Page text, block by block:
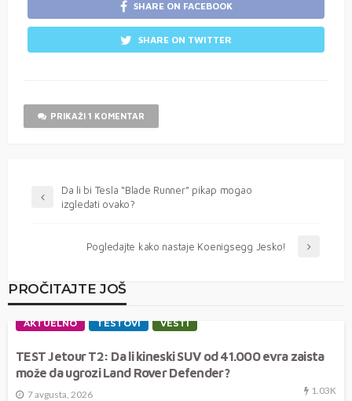
SHARE ON FACEBOOK
SHARE ON TWITTER
PRIKAŽI 1 KOMENTAR
Da li bi Tesla “Blade Runner” pikap mogao
izgledati ovako?
Pogledajte kako nastaje Koenigsegg Jesko!
PROČITAJTE JOŠ
AKTUELNO TESTOVI VESTI
TEST Jetour T2: Da li kineski SUV od 41.000 evra zaista
može da ugrozi Land Rover Defender?
7 avgusta, 2026 1.03K